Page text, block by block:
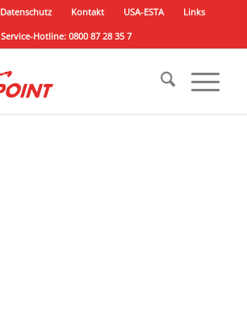
Datenschutz Kontakt USA-ESTA
Links
Service-Hotline: 0800 87 28 35 7